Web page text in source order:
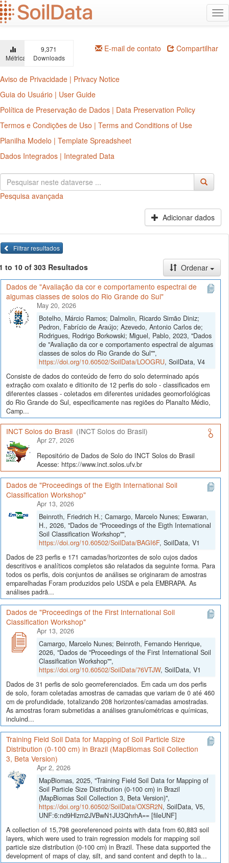
Ir
para
o
principal
Métricas
9,371
Downloads
E-mail de contato Compartilhar
Aviso de Privacidade | Privacy Notice
Guia do Usuário | User Guide
Política de Preservação de Dados | Data Preservation Policy
Termos e Condições de Uso | Terms and Conditions of Use
Planilha Modelo | Template Spreadsheet
Dados Integrados | Integrated Data
Pesquisa avançada
Adicionar dados
Filtrar resultados
to 10 of 303 Resultados
Ordenar
Dados de "Avaliação da cor e comportamento espectral de
algumas classes de solos do Rio Grande do Sul"
May 20, 2026
Botelho, Márcio Ramos; Dalmolin, Ricardo Simão Diniz;
Pedron, Fabrício de Araújo; Azevedo, Antonio Carlos de;
Rodrigues, Rodrigo Borkowski; Miguel, Pablo, 2023, "Dados
de "Avaliação da cor e comportamento espectral de algumas
classes de solos do Rio Grande do Sul"",
https://doi.org/10.60502/SoilData/LOOGRU, SoilData, V4
Consiste de dados do conteúdo de ferro do solo determinado após
extração com oxalato e ditionito de 12 perfis do solo - classificados em
diferentes classes - coletados em diferentes unidades geomorfológicas
do Rio Grande do Sul, especificamente nas regiões do Planalto Médio,
Camp...
INCT Solos do Brasil (INCT Solos do Brasil)
Apr 27, 2026
Repositório de Dados de Solo do INCT Solos do Brasil
Acesse: https://www.inct.solos.ufv.br
Dados de "Proceedings of the Eigth International Soil
Classification Workshop"
Apr 13, 2026
Beinroth, Friedrich H.; Camargo, Marcelo Nunes; Eswaran,
H., 2026, "Dados de "Proceedings of the Eigth International
Soil Classification Workshop"",
https://doi.org/10.60502/SoilData/BAGI6F, SoilData, V1
Dados de 23 perfis e 171 camadas/horizontes de solo cujos dados
descritivos e analíticos completos são relatados da seguinte forma. Para
todos os perfis, dois conjuntos de análises se originaram de amostras
emparelhadas Foram produzidos pelo USDA e pela EMBRAPA. As
análises padrã...
Dados de "Proceedings of the First International Soil
Classification Workshop"
Apr 13, 2026
Camargo, Marcelo Nunes; Beinroth, Fernando Henrique,
2026, "Dados de "Proceedings of the First International Soil
Classification Workshop"",
https://doi.org/10.60502/SoilData/76VTJW, SoilData, V1
Dados de 31 perfis de solo georreferenciados. Em cada um dos perfis
de solo, foram coletadas amostras de camadas que variam de 0 até 460
cm de profundidade, totalizando 208 horizontes/camadas amostradas.
As amostras foram submetidas a análises granulométricas e químicas,
incluind...
Training Field Soil Data for Mapping of Soil Particle Size
Distribution (0-100 cm) in Brazil (MapBiomas Soil Collection
3, Beta Version)
Apr 2, 2026
MapBiomas, 2025, "Training Field Soil Data for Mapping of
Soil Particle Size Distribution (0-100 cm) in Brazil
(MapBiomas Soil Collection 3, Beta Version)",
https://doi.org/10.60502/SoilData/OXSR2N, SoilData, V5,
UNF:6:nd9Hlzm2JVBwN1JU3QhrhA== [fileUNF]
A collection of 15,798 georeferenced points with data from 60,883 soil
layers, which were used to train regression models for mapping soil
particle size distribution (0-100 cm) in Brazil. These data supported the
development of maps of clay, silt, and sand content and depth to la...